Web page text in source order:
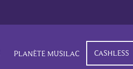
PLANÈTE MUSILAC CASHLESS